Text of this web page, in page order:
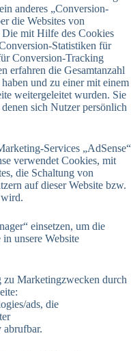
anderes „Conversion-
die Websites von
mit Hilfe des Cookies
Statistiken für
Conversion-Tracking
erfahren die Gesamtanzahl
und zu einer mit einem
weitergeleitet wurden. Sie
sich Nutzer persönlich
Services „AdSense“
verwendet Cookies, mit
die Schaltung von
auf dieser Website bzw.
einsetzen, um die
unsere Website
zu Marketingzwecken durch
ads, die